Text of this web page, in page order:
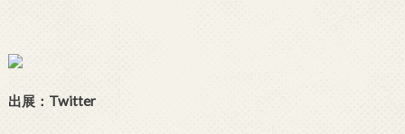
出展：Twitter